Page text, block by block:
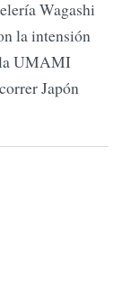
Wagashi
la intensión
la UMAMI
Japón